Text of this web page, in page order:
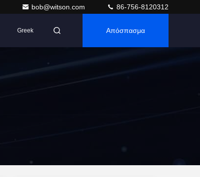
bob@witson.com 86-756-8120312
Greek Απόσπασμα